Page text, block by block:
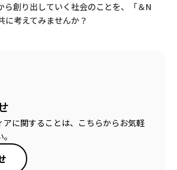
ら創り出していく社会のことを、「＆N
に考えてみませんか？
アに関することは、こちらからお気軽